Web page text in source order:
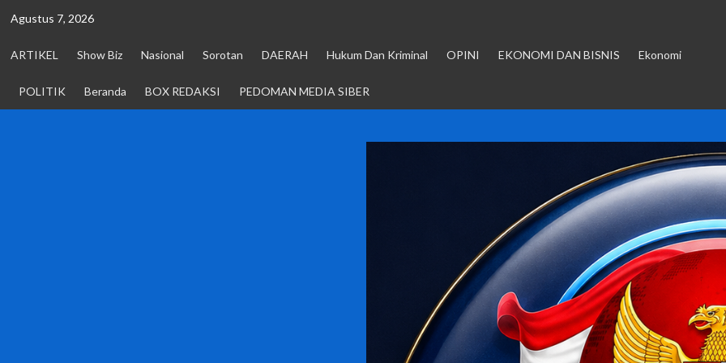
content
Agustus 7, 2026
ARTIKEL Show Biz Nasional Sorotan DAERAH Hukum Dan Kriminal OPINI EKONOMI DAN BISNIS Ekonomi
POLITIK Beranda BOX REDAKSI PEDOMAN MEDIA SIBER